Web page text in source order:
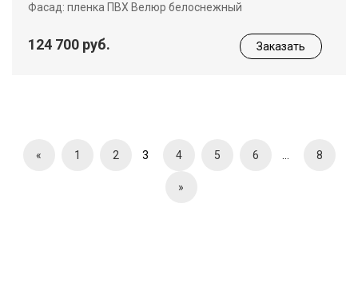
Фасад: пленка ПВХ Велюр белоснежный
124 700 руб. Заказать
« 1 2 3 4 5 6 … 8
»